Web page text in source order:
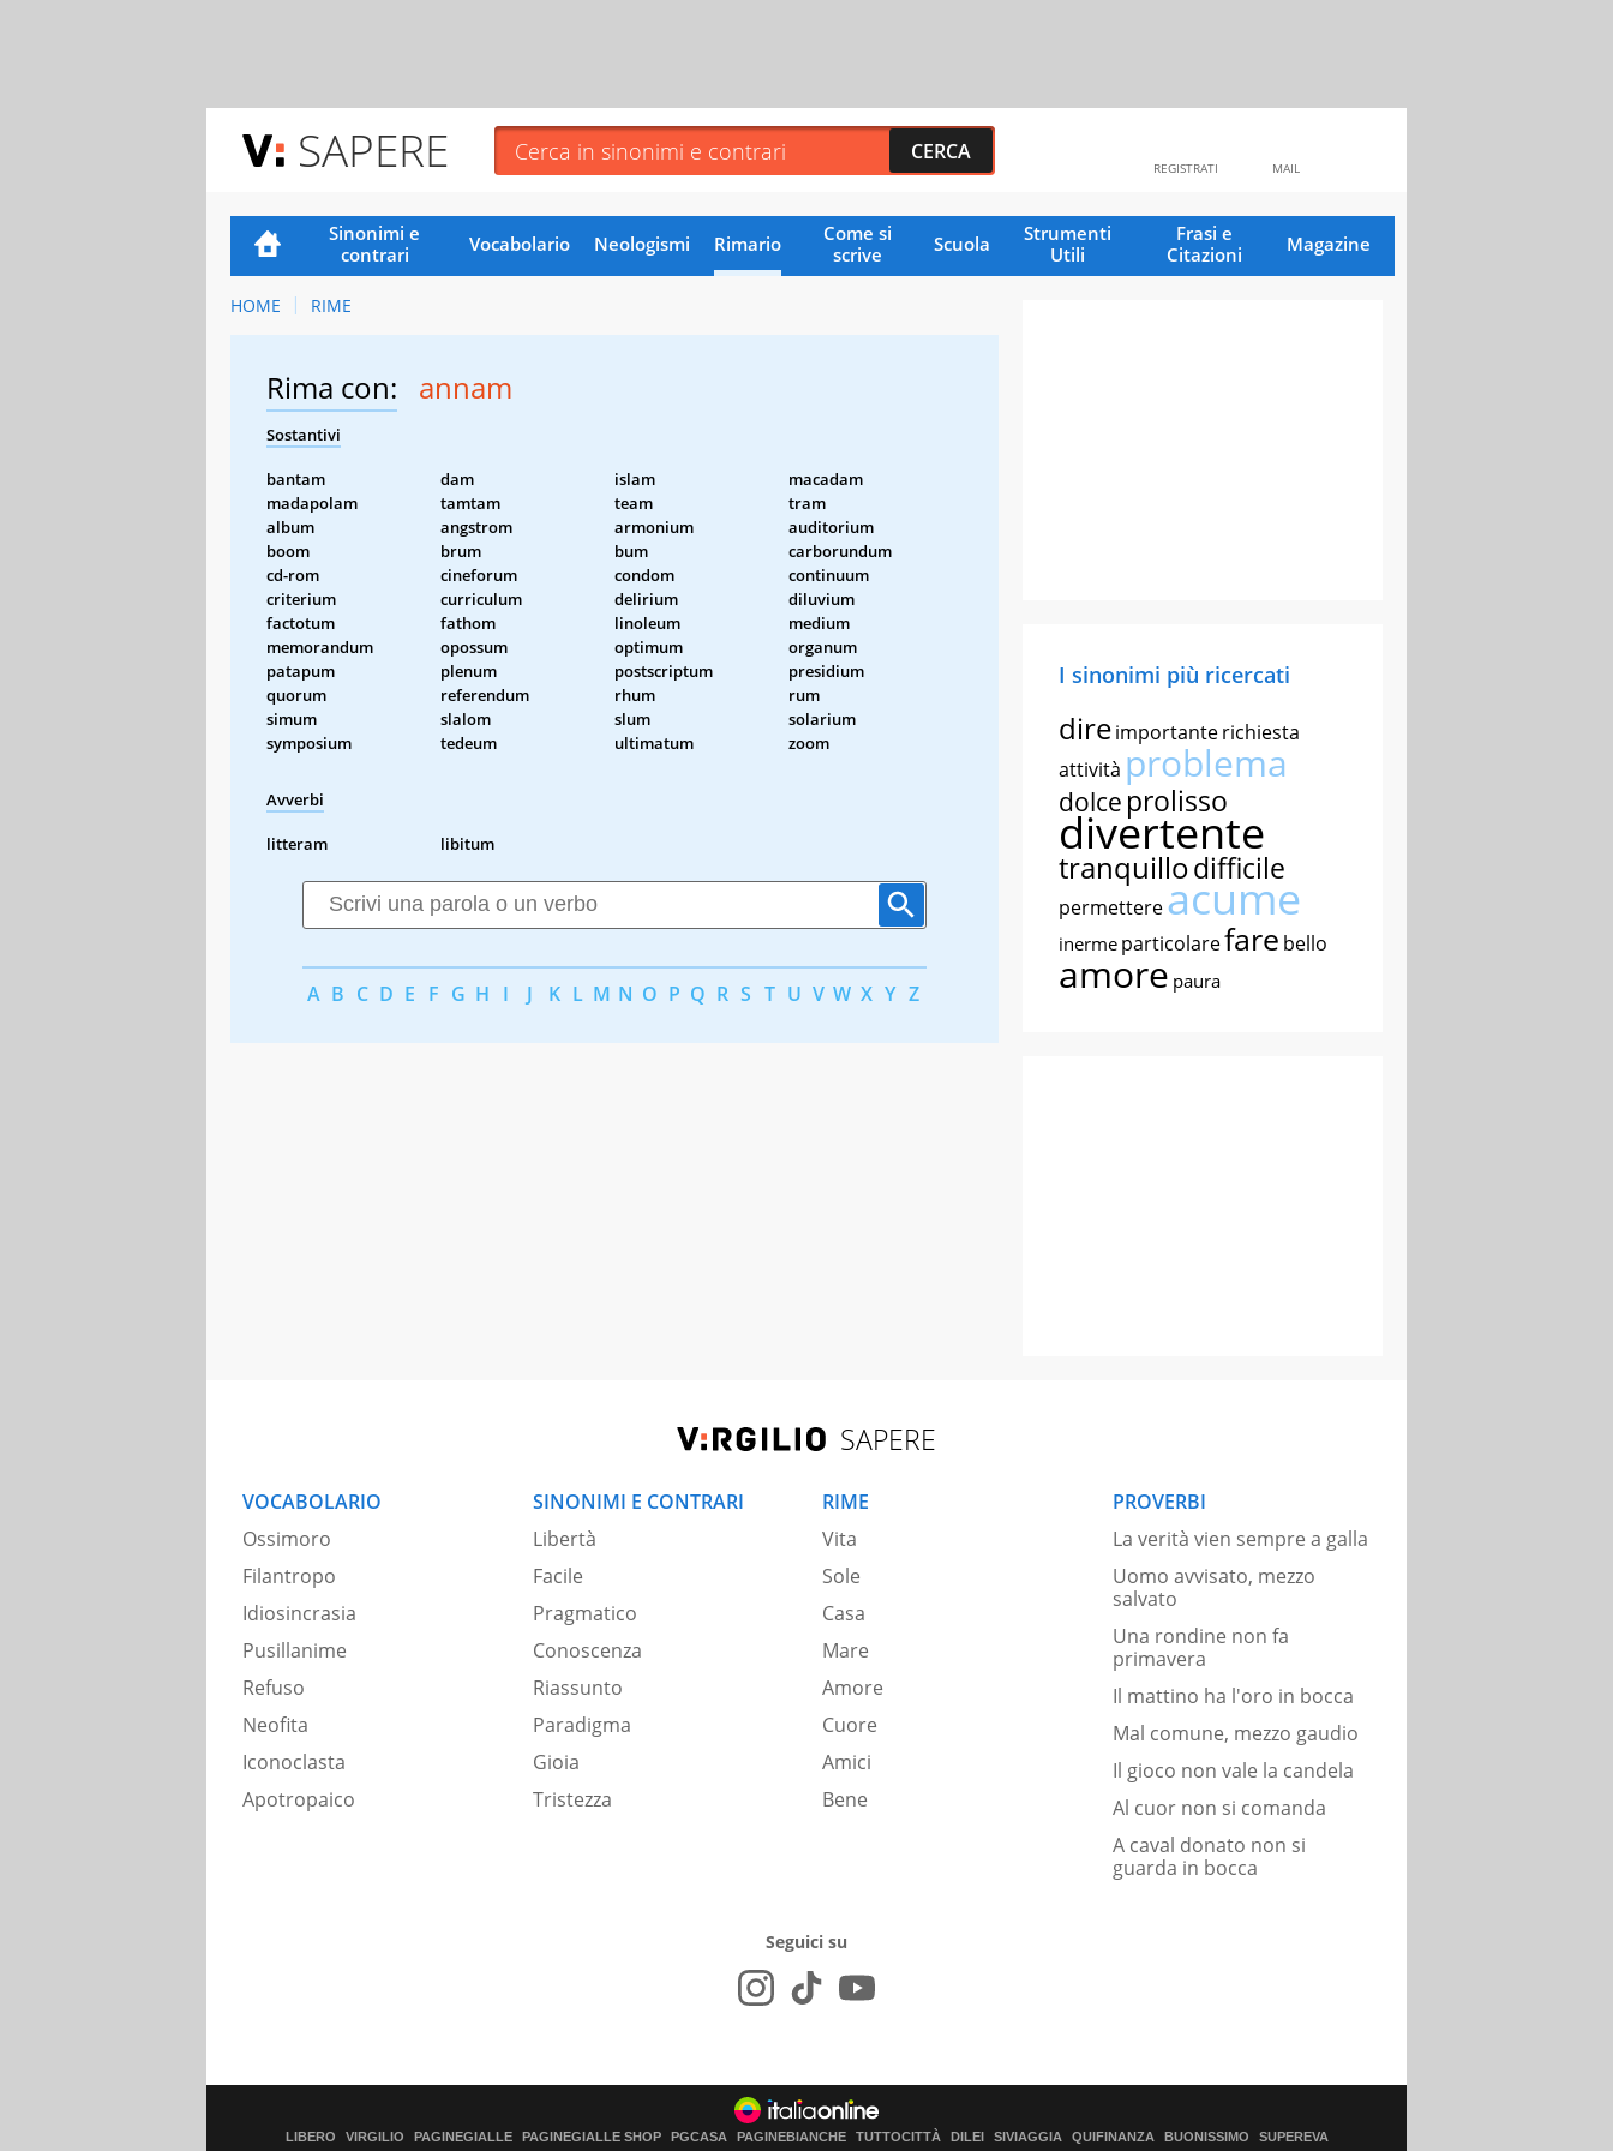
SAPERE MAIL
REGISTRATI
Sinonimi e
contrari
Vocabolario Neologismi Rimario
Come si
scrive
Scuola
Strumenti
Utili
Frasi e
Citazioni
Magazine
HOME RIME
Rima con: annam
Sostantivi
bantam dam islam
macadam
madapolam
tamtam team
tram
album
angstrom armonium
auditorium
boom
brum bum
carborundum
cd-rom
cineforum condom
continuum
criterium
curriculum delirium
diluvium
factotum
fathom linoleum
medium
memorandum
opossum optimum
organum
patapum
plenum postscriptum
presidium
quorum
referendum rhum
rum
simum
slalom slum
solarium
symposium
tedeum ultimatum zoom
Avverbi
litteram libitum
A B C D E F G H I J K L M N O P Q R S T U V W X Y Z
I sinonimi più ricercati
direimportanterichiesta
attività problema
dolce prolisso
divertente
tranquillodifficile
permettereacume
inerme particolarefare bello
amore paura
SAPERE
VOCABOLARIO
Ossimoro
Filantropo
Idiosincrasia
Pusillanime
Refuso
Neofita
Iconoclasta
Apotropaico
SINONIMI E CONTRARI
Libertà
Facile
Pragmatico
Conoscenza
Riassunto
Paradigma
Gioia
Tristezza
RIME
Vita
Sole
Casa
Mare
Amore
Cuore
Amici
Bene
PROVERBI
La verità vien sempre a galla
Uomo avvisato, mezzo
salvato
Una rondine non fa
primavera
Il mattino ha l'oro in bocca
Mal comune, mezzo gaudio
Il gioco non vale la candela
Al cuor non si comanda
A caval donato non si
guarda in bocca
Seguici su
LIBERO VIRGILIO PAGINEGIALLE PAGINEGIALLE SHOP PGCASA PAGINEBIANCHE TUTTOCITTÀ DILEI SIVIAGGIA QUIFINANZA BUONISSIMO SUPEREVA